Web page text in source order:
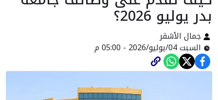
بدر يوليو 2026؟
جمال الأشقر
السبت 04/يوليو/2026 - 05:00 م